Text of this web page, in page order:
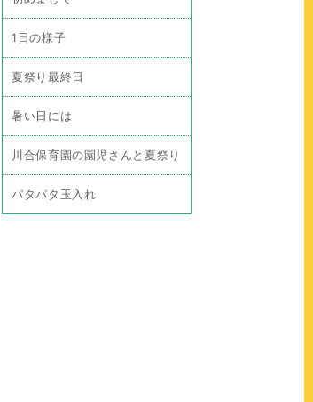
1日の様子
夏祭り最終日
暑い日には
川合保育園の園児さんと夏祭り
パタパタ玉入れ